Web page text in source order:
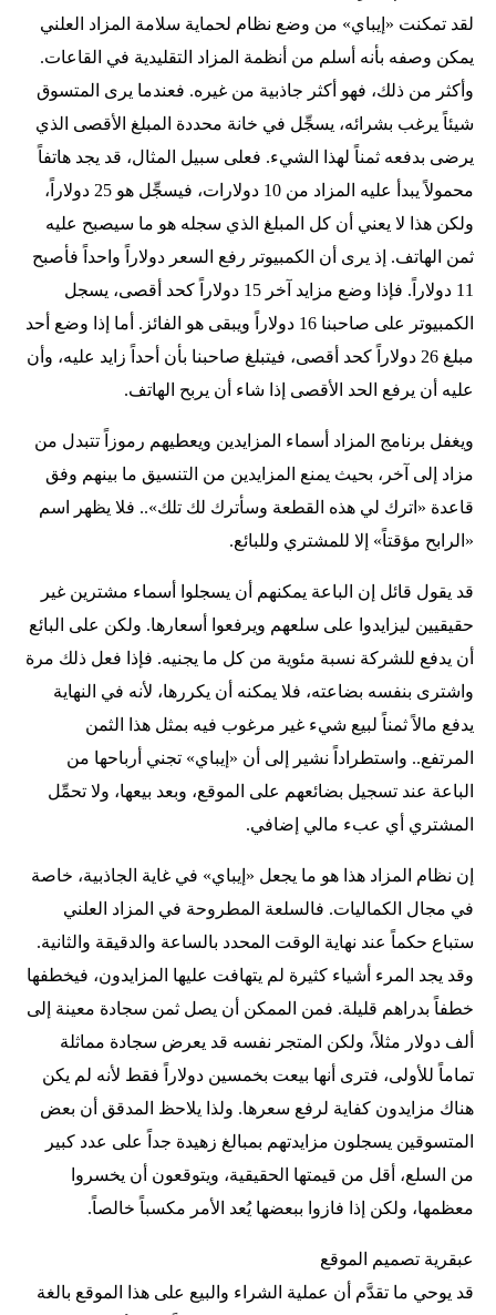
لقد تمكنت «إيباي» من وضع نظام لحماية سلامة المزاد العلني
يمكن وصفه بأنه أسلم من أنظمة المزاد التقليدية في القاعات.
وأكثر من ذلك، فهو أكثر جاذبية من غيره. فعندما يرى المتسوق
شيئاً يرغب بشرائه، يسجِّل في خانة محددة المبلغ الأقصى الذي
يرضى بدفعه ثمناً لهذا الشيء. فعلى سبيل المثال، قد يجد هاتفاً
محمولاً يبدأ عليه المزاد من 10 دولارات، فيسجِّل هو 25 دولاراً،
ولكن هذا لا يعني أن كل المبلغ الذي سجله هو ما سيصبح عليه
ثمن الهاتف. إذ يرى أن الكمبيوتر رفع السعر دولاراً واحداً فأصبح
11 دولاراً. فإذا وضع مزايد آخر 15 دولاراً كحد أقصى، يسجل
الكمبيوتر على صاحبنا 16 دولاراً ويبقى هو الفائز. أما إذا وضع أحد
مبلغ 26 دولاراً كحد أقصى، فيتبلغ صاحبنا بأن أحداً زايد عليه، وأن
عليه أن يرفع الحد الأقصى إذا شاء أن يربح الهاتف.
ويغفل برنامج المزاد أسماء المزايدين ويعطيهم رموزاً تتبدل من
مزاد إلى آخر، بحيث يمنع المزايدين من التنسيق ما بينهم وفق
قاعدة «اترك لي هذه القطعة وسأترك لك تلك».. فلا يظهر اسم
«الرابح مؤقتاً» إلا للمشتري وللبائع.
قد يقول قائل إن الباعة يمكنهم أن يسجلوا أسماء مشترين غير
حقيقيين ليزايدوا على سلعهم ويرفعوا أسعارها. ولكن على البائع
أن يدفع للشركة نسبة مئوية من كل ما يجنيه. فإذا فعل ذلك مرة
واشترى بنفسه بضاعته، فلا يمكنه أن يكررها، لأنه في النهاية
يدفع مالاً ثمناً لبيع شيء غير مرغوب فيه بمثل هذا الثمن
المرتفع.. واستطراداً نشير إلى أن «إيباي» تجني أرباحها من
الباعة عند تسجيل بضائعهم على الموقع، وبعد بيعها، ولا تحمِّل
المشتري أي عبء مالي إضافي.
إن نظام المزاد هذا هو ما يجعل «إيباي» في غاية الجاذبية، خاصة
في مجال الكماليات. فالسلعة المطروحة في المزاد العلني
ستباع حكماً عند نهاية الوقت المحدد بالساعة والدقيقة والثانية.
وقد يجد المرء أشياء كثيرة لم يتهافت عليها المزايدون، فيخطفها
خطفاً بدراهم قليلة. فمن الممكن أن يصل ثمن سجادة معينة إلى
ألف دولار مثلاً، ولكن المتجر نفسه قد يعرض سجادة مماثلة
تماماً للأولى، فترى أنها بيعت بخمسين دولاراً فقط لأنه لم يكن
هناك مزايدون كفاية لرفع سعرها. ولذا يلاحظ المدقق أن بعض
المتسوقين يسجلون مزايدتهم بمبالغ زهيدة جداً على عدد كبير
من السلع، أقل من قيمتها الحقيقية، ويتوقعون أن يخسروا
معظمها، ولكن إذا فازوا ببعضها يُعد الأمر مكسباً خالصاً.
عبقرية تصميم الموقع
قد يوحي ما تقدَّم أن عملية الشراء والبيع على هذا الموقع بالغة